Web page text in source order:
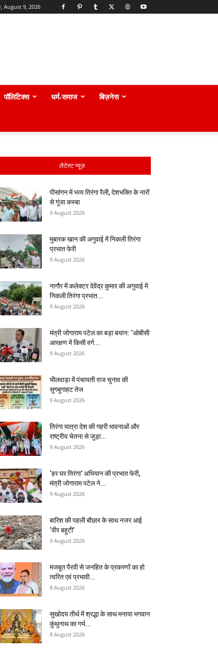
August 9, 2026
पॉलिटिक्स धर्म-समाज बिज़नेस
लेटेस्ट न्यूज़
पीसांगन में भव्य तिरंगा रैली, देशभक्ति के नारों
से गूंजा कस्बा
9 August 2026
मुबारक खान की अगुवाई में निकली तिरंगा
प्रभात फेरी
9 August 2026
नागौर में कलेक्टर देवेंद्र कुमार की अगुवाई में
निकली तिरंगा प्रभात...
9 August 2026
मंत्री जोगाराम पटेल का बड़ा बयान: ‘ओबीसी
आरक्षण में किसी वर्ग...
9 August 2026
भीलवाड़ा में पंचायती राज चुनाव की
सुगबुगाहट तेज
9 August 2026
तिरंगा यात्रा देश की गहरी भावनाओं और
राष्ट्रीय चेतना से जुड़ा...
9 August 2026
‘हर घर तिरंगा’ अभियान की प्रभात फेरी,
मंत्री जोगाराम पटेल ने...
9 August 2026
बारिश की पहली बौछार के साथ नजर आई
‘वीर बहूटी’
9 August 2026
मजबूत पैरवी से जनहित के प्रकरणों का हो
त्वरित एवं प्रभावी...
8 August 2026
सुखोदय तीर्थ में श्रद्धा के साथ मनाया भगवान
कुंथुनाथ का गर्भ...
8 August 2026